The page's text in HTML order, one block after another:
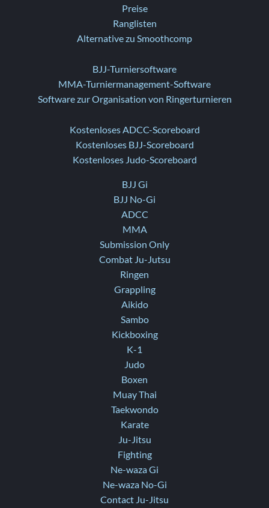
Preise
Ranglisten
Alternative zu Smoothcomp
BJJ-Turniersoftware
MMA-Turniermanagement-Software
Software zur Organisation von Ringerturnieren
Kostenloses ADCC-Scoreboard
Kostenloses BJJ-Scoreboard
Kostenloses Judo-Scoreboard
BJJ Gi
BJJ No-Gi
ADCC
MMA
Submission Only
Combat Ju-Jutsu
Ringen
Grappling
Aikido
Sambo
Kickboxing
K-1
Judo
Boxen
Muay Thai
Taekwondo
Karate
Ju-Jitsu
Fighting
Ne-waza Gi
Ne-waza No-Gi
Contact Ju-Jitsu